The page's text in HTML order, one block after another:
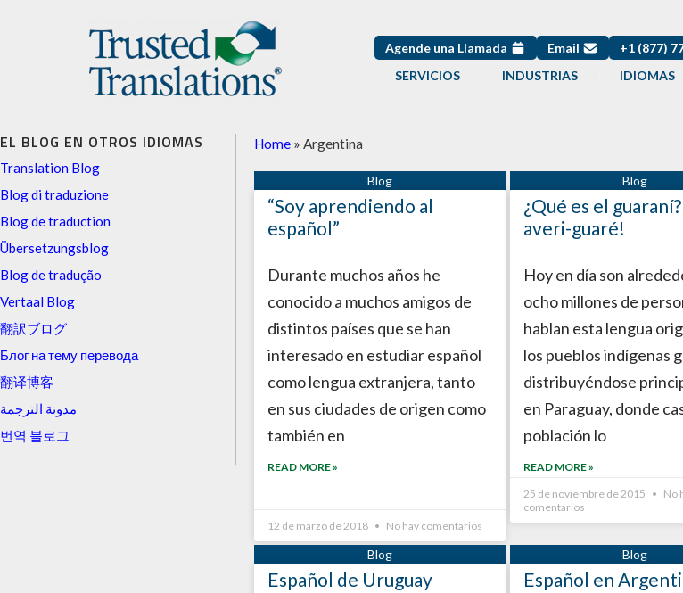
Agende una Llamada Email +1 (877)
SERVICIOS INDUSTRIAS IDIOMAS
EL BLOG EN OTROS IDIOMAS
Translation Blog
Blog di traduzione
Blog de traduction
Übersetzungsblog
Blog de tradução
Vertaal Blog
翻訳ブログ
Блог на тему перевода
翻译博客
مدونة الترجمة
번역 블로그
Home » Argentina
“Soy aprendiendo al
español”
Durante muchos años he
conocido a muchos amigos de
distintos países que se han
interesado en estudiar español
como lengua extranjera, tanto
en sus ciudades de origen como
también en
READ MORE »
12 de marzo de 2018 No hay comentarios
¿Qué es el guaraní?
averi-guaré!
Hoy en día son
ocho millones de
hablan esta lengua
los pueblos indígenas
distribuyéndose
en Paraguay, donde
población lo
READ MORE »
25 de noviembre de 2015
No
comentarios
Español de Uruguay Español en